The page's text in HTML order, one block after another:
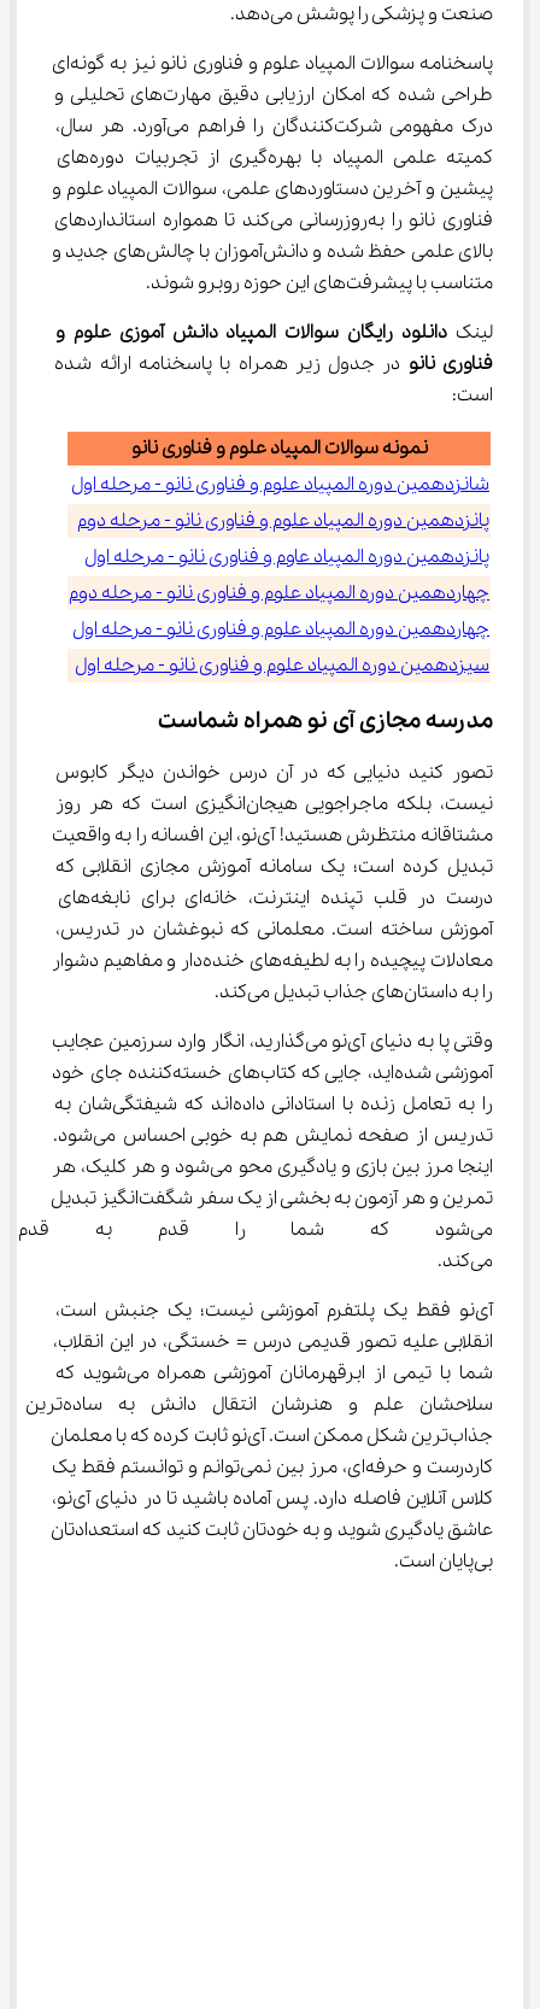
صنعت و پزشکی را پوشش می‌دهد.
پاسخنامه سوالات المپیاد علوم و فناوری نانو نیز به گونه‌ای
طراحی شده که امکان ارزیابی دقیق مهارت‌های تحلیلی و
درک مفهومی شرکت‌کنندگان را فراهم می‌آورد. هر سال،
کمیته علمی المپیاد با بهره‌گیری از تجربیات دوره‌های
پیشین و آخرین دستاوردهای علمی، سوالات المپیاد علوم و
فناوری نانو را به‌روزرسانی می‌کند تا همواره استانداردهای
بالای علمی حفظ شده و دانش‌آموزان با چالش‌های جدید و
متناسب با پیشرفت‌های این حوزه روبرو شوند.
لینک دانلود رایگان سوالات المپیاد دانش آموزی علوم و
فناوری نانو در جدول زیر همراه با پاسخنامه ارائه شده
است:
نمونه سوالات المپیاد علوم و فناوری نانو
شانزدهمین دوره المپیاد علوم و فناوری نانو - مرحله اول
پانزدهمین دوره المپیاد علوم و فناوری نانو - مرحله دوم
پانزدهمین دوره المپیاد عاوم و فناوری نانو - مرحله اول
چهاردهمین دوره المپیاد علوم و فناوری نانو - مرحله دوم
چهاردهمین دوره المپیاد علوم و فناوری نانو - مرحله اول
سیزدهمین دوره المپیاد علوم و فناوری نانو - مرحله اول
مدرسه مجازی آی نو همراه شماست
تصور کنید دنیایی که در آن درس خواندن دیگر کابوس
نیست، بلکه ماجراجویی هیجان‌انگیزی است که هر روز
مشتاقانه منتظرش هستید! آی‌نو، این افسانه را به واقعیت
تبدیل کرده است؛ یک سامانه آموزش مجازی انقلابی که
درست در قلب تپنده اینترنت، خانه‌ای برای نابغه‌های
آموزش ساخته است. معلمانی که نبوغشان در تدریس،
معادلات پیچیده را به لطیفه‌های خنده‌دار و مفاهیم دشوار
را به داستان‌های جذاب تبدیل می‌کند.
وقتی پا به دنیای آی‌نو می‌گذارید، انگار وارد سرزمین عجایب
آموزشی شده‌اید، جایی که کتاب‌های خسته‌کننده جای خود
را به تعامل زنده با استادانی داده‌اند که شیفتگی‌شان به
تدریس از صفحه نمایش هم به خوبی احساس می‌شود.
اینجا مرز بین بازی و یادگیری محو می‌شود و هر کلیک، هر
تمرین و هر آزمون به بخشی از یک سفر شگفت‌انگیز تبدیل
می‌شود که شما را قدم به
می‌کند.
آی‌نو فقط یک پلتفرم آموزشی نیست؛ یک جنبش است،
انقلابی علیه تصور قدیمی درس = خستگی، در این انقلاب،
شما با تیمی از ابرقهرمانان آموزشی همراه می‌شوید که
سلاحشان علم و هنرشان انتقال دانش به
جذاب‌ترین شکل ممکن است. آی‌نو ثابت کرده که با معلمان
کاردرست و حرفه‌ای، مرز بین نمی‌توانم و توانستم فقط یک
کلاس آنلاین فاصله دارد. پس آماده باشید تا در دنیای آی‌نو،
عاشق یادگیری شوید و به خودتان ثابت کنید که استعدادتان
بی‌پایان است.